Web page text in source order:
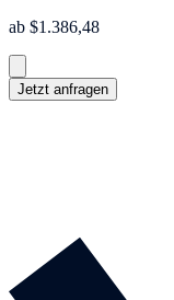
ab $1.386,48
Jetzt anfragen